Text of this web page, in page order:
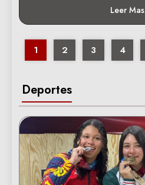
Deportes
Leer Mas
1 2 3 4